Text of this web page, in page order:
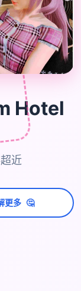
Hotel
近
更多 🤔